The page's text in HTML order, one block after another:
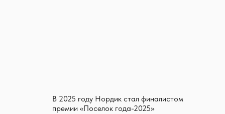
В 2025 году Нордик стал финалистом
премии «Поселок года-2025»